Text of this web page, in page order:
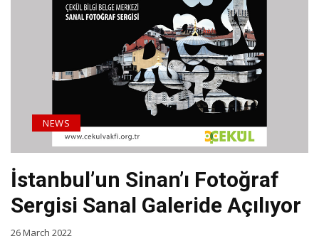
İstanbul’un Sinan’ı Fotoğraf
Sergisi Sanal Galeride Açılıyor
NEWS
26 March 2022